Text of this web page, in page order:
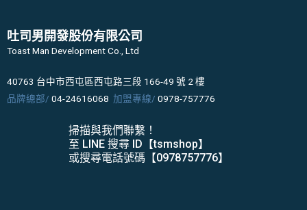
吐司男開發股份有限公司
Toast Man Development Co., Ltd
40763 台中市西屯區西屯路三段 166-49 號 2 樓
品牌總部/ 04-24616068 加盟專線/ 0978-757776
掃描與我們聯繫！
至 LINE 搜尋 ID【tsmshop】
或搜尋電話號碼【0978757776】